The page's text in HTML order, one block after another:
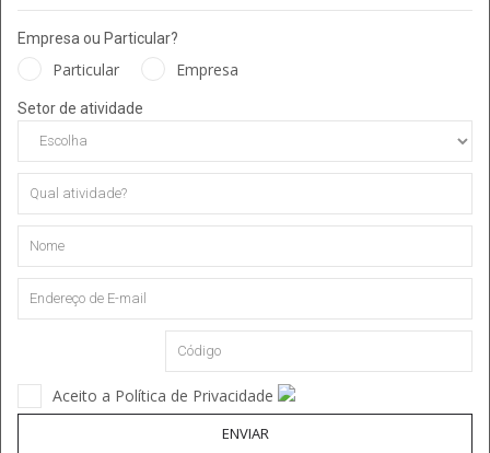
Empresa ou Particular?
Particular Empresa
Setor de atividade
Aceito a Política de Privacidade
ENVIAR